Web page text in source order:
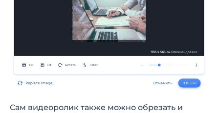
Сам видеоролик также можно обрезать и